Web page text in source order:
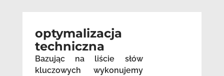
optymalizacja
techniczna
Bazując na liście słów
kluczowych wykonujemy